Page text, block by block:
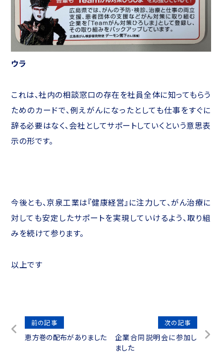
ウラ
これは、社内の相談窓口の存在を社員全体に知ってもらう
ためのカードで、例えがんになったとしても仕事をすぐに
辞る必要はなく、会社としてサポートしていくという意思表
示の形です。
今後とも、京泉工業は『健康経営』に注力して、がん治療に
対しても安定したサポートを実現していけるよう、取り組
みを続けて参ります。
以上です
投
前の記事
恵方巻の配布がありました
次の記事
企業合同説明会に参加し
ました